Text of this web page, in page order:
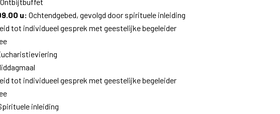
u: Ochtendgebed, gevolgd door spirituele inleiding
tot individueel gesprek met geestelijke begeleider
tot individueel gesprek met geestelijke begeleider
inleiding